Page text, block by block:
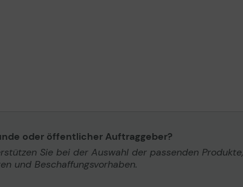
oder öffentlicher Auftraggeber?
Sie bei der Auswahl der passenden Produkte,
und Beschaffungsvorhaben.